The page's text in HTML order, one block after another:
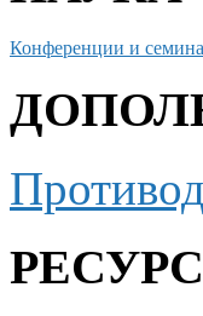
Конференции и